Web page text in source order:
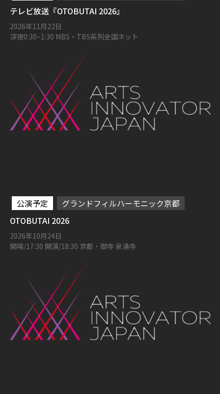
テレビ放送『OTOBUTAI 2026』
2026年11月22日
深夜0:30~1:30 MBS・TBS系列全国ネット
公演予定
グランドフィルハーモニック京都
OTOBUTAI 2026
2026年10月24日
開場/17:30 開演/18:30 京都・御寺 泉涌寺